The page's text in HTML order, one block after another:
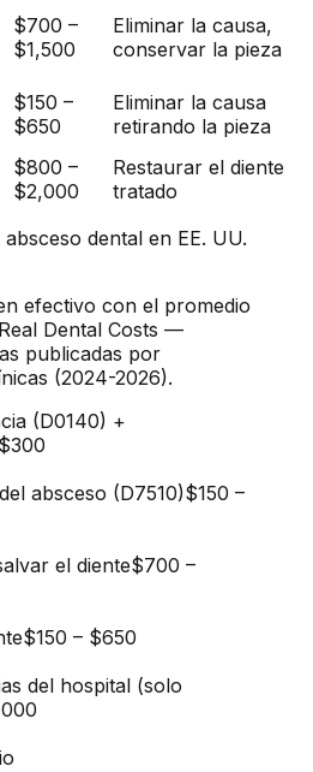
$700 –
$1,500
Eliminar la causa,
conservar la pieza
$150 –
$650
Eliminar la causa
retirando la pieza
$800 –
$2,000
Restaurar el diente
tratado
dental en EE. UU.
efectivo con el promedio
Dental Costs —
publicadas por
(2024-2026).
(D0140) +
$300
absceso (D7510)$150 –
el diente$700 –
$150 – $650
del hospital (solo